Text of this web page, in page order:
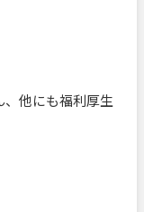
他にも福利厚生